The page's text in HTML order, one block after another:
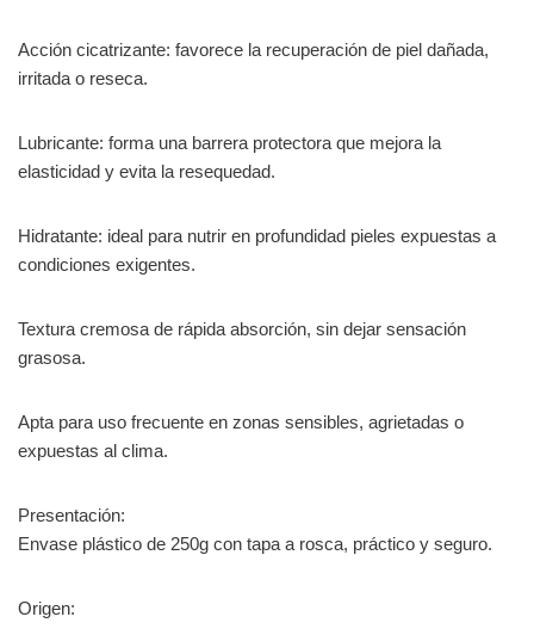
Acción cicatrizante: favorece la recuperación de piel dañada,
irritada o reseca.
Lubricante: forma una barrera protectora que mejora la
elasticidad y evita la resequedad.
Hidratante: ideal para nutrir en profundidad pieles expuestas a
condiciones exigentes.
Textura cremosa de rápida absorción, sin dejar sensación
grasosa.
Apta para uso frecuente en zonas sensibles, agrietadas o
expuestas al clima.
Presentación:
Envase plástico de 250g con tapa a rosca, práctico y seguro.
Origen: